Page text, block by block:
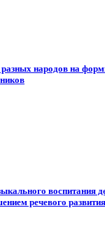
народов на
воспитания
речевого